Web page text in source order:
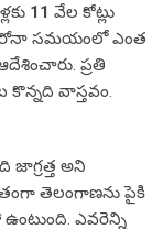
11 వేల కోట్లు
సమయంలో ఎంత
ప్రతి
కొన్నది వాస్తవం.
జాగ్రత్త అని
తెలంగాణను పైకి
ఎవరెన్ని